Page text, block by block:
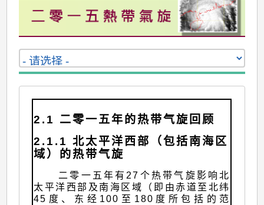
2.1 二零一五年的热带气旋回顾
2.1.1 北太平洋西部（包括南海区
域）的热带气旋
二零一五年有27个热带气旋影响北
太平洋西部及南海区域（即由赤道至北纬
45度、东经100至180度所包括的范